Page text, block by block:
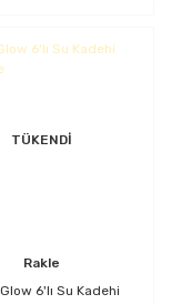
TÜKENDİ
Rakle
6'lı Su Kadehi